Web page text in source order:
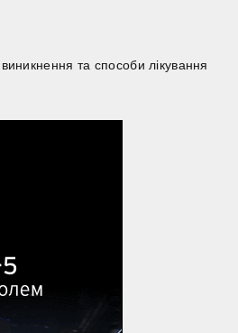
та способи лікування